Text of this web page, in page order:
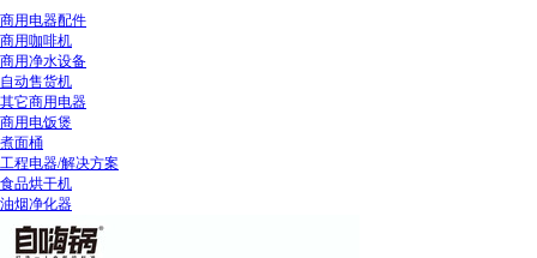
商用电器配件
商用咖啡机
商用净水设备
自动售货机
其它商用电器
商用电饭煲
煮面桶
工程电器/解决方案
食品烘干机
油烟净化器